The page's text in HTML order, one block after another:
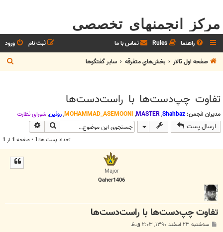
مرکز انجمنهای تخصصی
راهنما Rules تماس با ما ورود
ثبت نام
صفحه اول تالار
بخش‌‌هاي متفرقه ساير گفتگوها
س
تفاوت چپ‌دست‌ها با راست‌دست‌ها
مدیران انجمن: Shahbaz
,
MASTER
,
MOHAMMAD_ASEMOONI
,رونین,شوراي نظارت
ارسال پست جستجو
تعداد پست ها:1 • صفحه 1 از 1
Major
Qaher1406
تفاوت چپ‌دست‌ها با راست‌دست‌ها
سه‌شنبه ۲۳ اسفند ۱۳۹۰, ۲:۰۳ ق.ظ